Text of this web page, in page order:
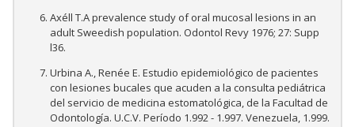
Axéll T.A prevalence study of oral mucosal lesions in an
adult Sweedish population. Odontol Revy 1976; 27: Supp
l36.
Urbina A., Renée E. Estudio epidemiológico de pacientes
con lesiones bucales que acuden a la consulta pediátrica
del servicio de medicina estomatológica, de la Facultad de
Odontología. U.C.V. Período 1.992 - 1.997. Venezuela, 1.999.